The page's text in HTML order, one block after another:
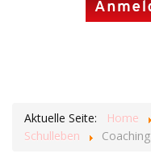
Aktuelle Seite: Home
Schulleben
Coaching